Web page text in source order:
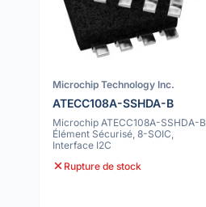
Microchip Technology Inc.
ATECC108A-SSHDA-B
Microchip ATECC108A-SSHDA-B
Élément Sécurisé, 8-SOIC,
Interface I2C
Rupture de stock